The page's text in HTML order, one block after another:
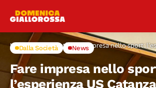
Home Dalla Società Fare impresa nello sport:
protagonista all’Umg con il
Dalla Società News
Fare impresa nello
l’esperienza US